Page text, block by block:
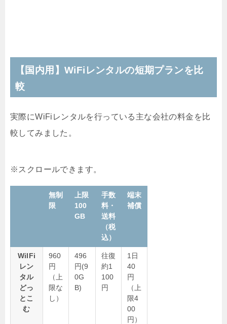
【国内用】WiFiレンタルの短期プランを比
較
実際にWiFiレンタルを行っている主な会社の料金を比
較してみました。
無制
限
上限
100
GB
手数
料・
送料
（税
込）
端末
補償
WiIFi
レン
タル
どっ
とこ
む
960
円
（上
限な
し）
496
円(9
0G
B)
往復
約1
100
円
1日
40
円
（上
限4
00
円）